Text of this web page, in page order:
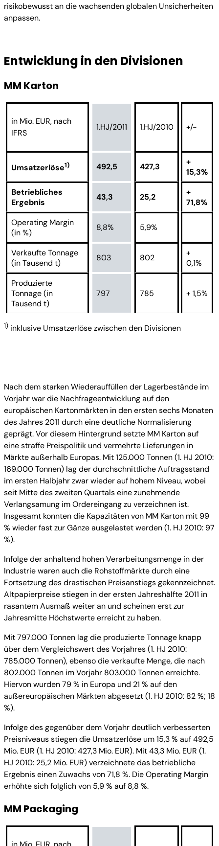
risikobewusst an die wachsenden globalen Unsicherheiten
anpassen.
Entwicklung in den Divisionen
MM Karton
in Mio. EUR, nach
IFRS
1.HJ/2011 1.HJ/2010 +/-
Umsatzerlöse1) 492,5 427,3
+
15,3%
Betriebliches
Ergebnis
43,3 25,2
+
71,8%
Operating Margin
(in %)
8,8% 5,9%
Verkaufte Tonnage
(in Tausend t)
803 802
+
0,1%
Produzierte
Tonnage (in
Tausend t)
797 785 + 1,5%
1) inklusive Umsatzerlöse zwischen den Divisionen
Nach dem starken Wiederauffüllen der Lagerbestände im
Vorjahr war die Nachfrageentwicklung auf den
europäischen Kartonmärkten in den ersten sechs Monaten
des Jahres 2011 durch eine deutliche Normalisierung
geprägt. Vor diesem Hintergrund setzte MM Karton auf
eine straffe Preispolitik und vermehrte Lieferungen in
Märkte außerhalb Europas. Mit 125.000 Tonnen (1. HJ 2010:
169.000 Tonnen) lag der durchschnittliche Auftragsstand
im ersten Halbjahr zwar wieder auf hohem Niveau, wobei
seit Mitte des zweiten Quartals eine zunehmende
Verlangsamung im Ordereingang zu verzeichnen ist.
Insgesamt konnten die Kapazitäten von MM Karton mit 99
% wieder fast zur Gänze ausgelastet werden (1. HJ 2010: 97
%).
Infolge der anhaltend hohen Verarbeitungsmenge in der
Industrie waren auch die Rohstoffmärkte durch eine
Fortsetzung des drastischen Preisanstiegs gekennzeichnet.
Altpapierpreise stiegen in der ersten Jahreshälfte 2011 in
rasantem Ausmaß weiter an und scheinen erst zur
Jahresmitte Höchstwerte erreicht zu haben.
Mit 797.000 Tonnen lag die produzierte Tonnage knapp
über dem Vergleichswert des Vorjahres (1. HJ 2010:
785.000 Tonnen), ebenso die verkaufte Menge, die nach
802.000 Tonnen im Vorjahr 803.000 Tonnen erreichte.
Hiervon wurden 79 % in Europa und 21 % auf den
außereuropäischen Märkten abgesetzt (1. HJ 2010: 82 %; 18
%).
Infolge des gegenüber dem Vorjahr deutlich verbesserten
Preisniveaus stiegen die Umsatzerlöse um 15,3 % auf 492,5
Mio. EUR (1. HJ 2010: 427,3 Mio. EUR). Mit 43,3 Mio. EUR (1.
HJ 2010: 25,2 Mio. EUR) verzeichnete das betriebliche
Ergebnis einen Zuwachs von 71,8 %. Die Operating Margin
erhöhte sich folglich von 5,9 % auf 8,8 %.
MM Packaging